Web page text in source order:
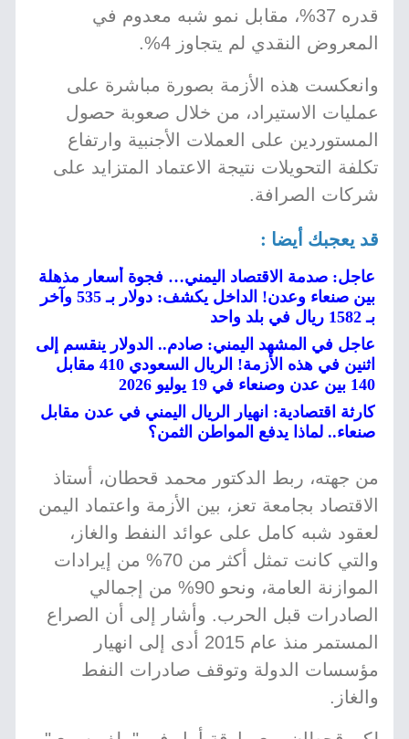
قدره 37%، مقابل نمو شبه معدوم في
المعروض النقدي لم يتجاوز 4%.
وانعكست هذه الأزمة بصورة مباشرة على
عمليات الاستيراد، من خلال صعوبة حصول
المستوردين على العملات الأجنبية وارتفاع
تكلفة التحويلات نتيجة الاعتماد المتزايد على
شركات الصرافة.
قد يعجبك أيضا :
عاجل: صدمة الاقتصاد اليمني… فجوة أسعار مذهلة
بين صنعاء وعدن! الداخل يكشف: دولار بـ 535 وآخر
بـ 1582 ريال في بلد واحد
عاجل في المشهد اليمني: صادم.. الدولار ينقسم إلى
اثنين في هذه الأزمة! الريال السعودي 410 مقابل
140 بين عدن وصنعاء في 19 يوليو 2026
كارثة اقتصادية: انهيار الريال اليمني في عدن مقابل
صنعاء.. لماذا يدفع المواطن الثمن؟
من جهته، ربط الدكتور محمد قحطان، أستاذ
الاقتصاد بجامعة تعز، بين الأزمة واعتماد اليمن
لعقود شبه كامل على عوائد النفط والغاز،
والتي كانت تمثل أكثر من 70% من إيرادات
الموازنة العامة، ونحو 90% من إجمالي
الصادرات قبل الحرب. وأشار إلى أن الصراع
المستمر منذ عام 2015 أدى إلى انهيار
مؤسسات الدولة وتوقف صادرات النفط
والغاز.